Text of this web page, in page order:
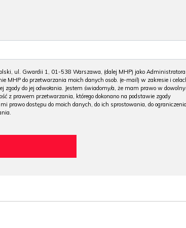
ul. Gwardii 1, 01-538 Warszawa, (dalej MHP) jako Administratora
MHP do przetwarzania moich danych osob. (e-mail) w zakresie i
do jej odwołania. Jestem świadomy/a, że mam prawo w
z prawem przetwarzania, którego dokonano na podstawie zgody
prawo dostępu do moich danych, do ich sprostowania, do ograniczenia